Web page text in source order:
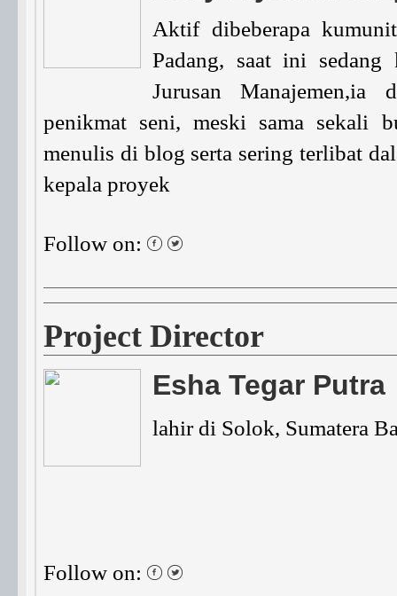
Aktif dibeberapa
Padang, saat ini
Jurusan Manajemen,ia
penikmat seni, meski sama sekali
menulis di blog serta sering terlibat
kepala proyek
Follow on:
Project Director
Esha Tegar Putra
lahir di Solok, Sumatera
Follow on: